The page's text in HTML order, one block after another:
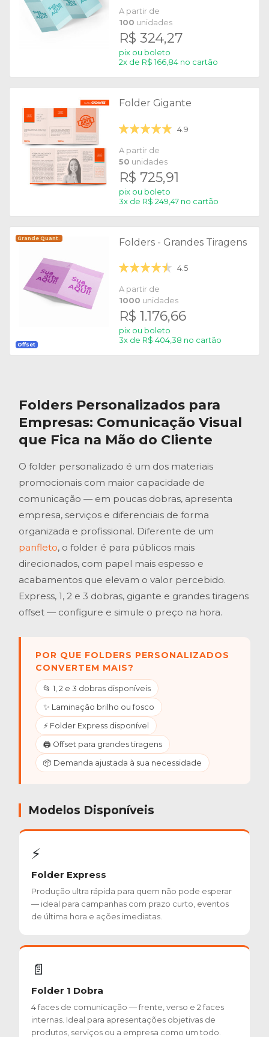
A partir de
100 unidades
R$ 324,27
pix ou boleto
2x de R$ 166,84 no cartão
Folder Gigante
4.9
A partir de
50 unidades
R$ 725,91
pix ou boleto
3x de R$ 249,47 no cartão
Offset
Grande Quant. Folders - Grandes Tiragens
4.5
A partir de
1000 unidades
R$ 1.176,66
pix ou boleto
3x de R$ 404,38 no cartão
Folders Personalizados para
Empresas: Comunicação Visual
que Fica na Mão do Cliente
O folder personalizado é um dos materiais
promocionais com maior capacidade de
comunicação — em poucas dobras, apresenta
empresa, serviços e diferenciais de forma
organizada e profissional. Diferente de um
panfleto, o folder é para públicos mais
direcionados, com papel mais espesso e
acabamentos que elevam o valor percebido.
Express, 1, 2 e 3 dobras, gigante e grandes tiragens
offset — configure e simule o preço na hora.
POR QUE FOLDERS PERSONALIZADOS
CONVERTEM MAIS?
📂 1, 2 e 3 dobras disponíveis
✨ Laminação brilho ou fosco
⚡ Folder Express disponível
🖨️ Offset para grandes tiragens
📦 Demanda ajustada à sua necessidade
Modelos Disponíveis
⚡
Folder Express
Produção ultra rápida para quem não pode esperar
— ideal para campanhas com prazo curto, eventos
de última hora e ações imediatas.
📄
Folder 1 Dobra
4 faces de comunicação — frente, verso e 2 faces
internas. Ideal para apresentações objetivas de
produtos, serviços ou a empresa como um todo.